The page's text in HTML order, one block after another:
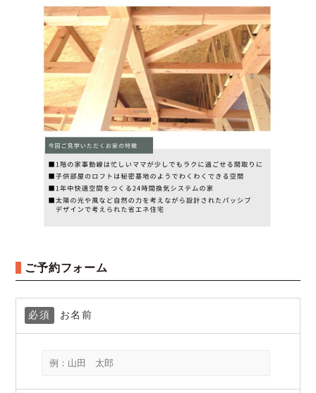
ご予約フォーム
必須 お名前